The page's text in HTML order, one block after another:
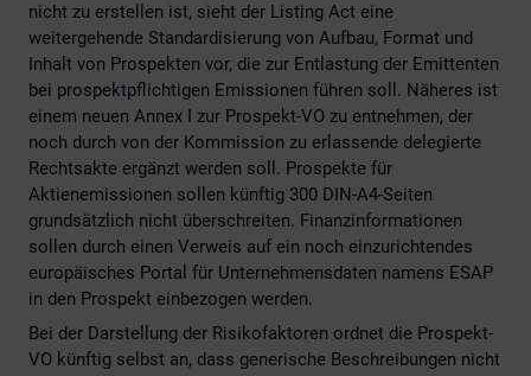
nicht zu erstellen ist, sieht der Listing Act eine
weitergehende Standardisierung von Aufbau, Format und
Inhalt von Prospekten vor, die zur Entlastung der Emittenten
bei prospektpflichtigen Emissionen führen soll. Näheres ist
einem neuen Annex I zur Prospekt-VO zu entnehmen, der
noch durch von der Kommission zu erlassende delegierte
Rechtsakte ergänzt werden soll. Prospekte für
Aktienemissionen sollen künftig 300 DIN-A4-Seiten
grundsätzlich nicht überschreiten. Finanzinformationen
sollen durch einen Verweis auf ein noch einzurichtendes
europäisches Portal für Unternehmensdaten namens ESAP
in den Prospekt einbezogen werden.
Bei der Darstellung der Risikofaktoren ordnet die Prospekt-
VO künftig selbst an, dass generische Beschreibungen nicht